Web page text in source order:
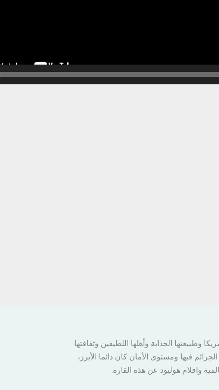
الجذابة وأهلها اللطيفين وثقافتها
فيها ومستوى الأمان كان دائما الأبرز،
وافلام هوليود عن هذه القارة.